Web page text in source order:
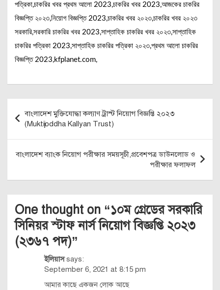
পত্রিকা,চাকরির খবর প্রথম আলো 2023,চাকরির খবর 2023,আজকের চাকরির
বিজ্ঞপ্তি ২০২৩,নিয়োগ বিজ্ঞপ্তি 2023,চাকরির খবর ২০২৩,চাকরির খবর ২০২৩
সরকারি,সরকারি চাকরির খবর 2023,সাপ্তাহিক চাকরির খবর ২০২৩,সাপ্তাহিক
চাকরির পত্রিকা 2023,সাপ্তাহিক চাকরির পত্রিকা ২০২৩,প্রথম আলো চাকরির
বিজ্ঞপ্তি 2023,kfplanet.com,
navigation
বাংলাদেশ মুক্তিযোদ্ধা কল্যাণ ট্রাস্ট নিয়োগ বিজ্ঞপ্তি ২০২৩
(Muktijoddha Kallyan Trust)
বাংলাদেশ ব্যাংক নিয়োগ পরীক্ষার সময়সূচী,প্রবেশপত্র ডাউনলোড ও
পরীক্ষার ফলাফল
One thought on “১০ম গ্রেডের সরকারি
সিনিয়র স্টাফ নার্স নিয়োগ বিজ্ঞপ্তি ২০২৩
(২৩৬৭ পদ)”
ইলিয়াস says:
September 6, 2021 at 8:15 pm
আমার কাছে একজন লোক আছে